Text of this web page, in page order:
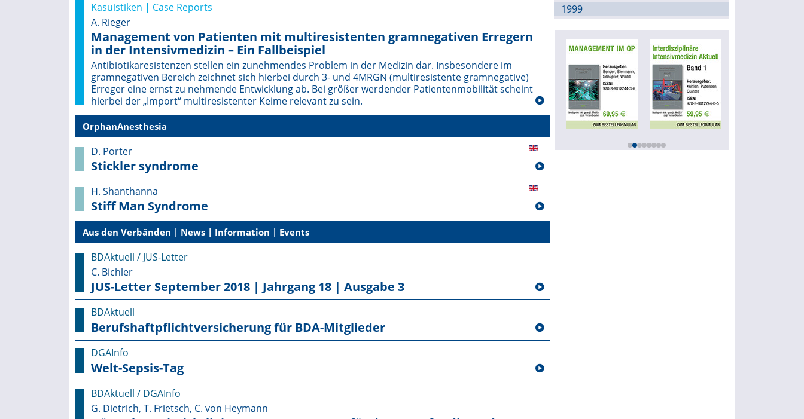
Kasuistiken | Case Reports
A. Rieger
Management von Patienten mit multiresistenten gramnegativen Erregern
in der Intensivmedizin – Ein Fallbeispiel
Antibiotikaresistenzen stellen ein zunehmendes Problem in der Medizin dar. Insbesondere im
gramnegativen Bereich zeichnet sich hierbei durch 3- und 4MRGN (multiresistente gramnegative)
Erreger eine ernst zu nehmende Entwicklung ab. Bei größer werdender Patientenmobilität scheint
hierbei der „Import“ multiresistenter Keime relevant zu sein.
OrphanAnesthesia
D. Porter
Stickler syndrome
H. Shanthanna
Stiff Man Syndrome
Aus den Verbänden | News | Information | Events
BDAktuell / JUS-Letter
C. Bichler
JUS-Letter September 2018 | Jahrgang 18 | Ausgabe 3
BDAktuell
Berufshaftpflichtversicherung für BDA-Mitglieder
DGAInfo
Welt-Sepsis-Tag
BDAktuell / DGAInfo
G. Dietrich, T. Frietsch, C. von Heymann
1999